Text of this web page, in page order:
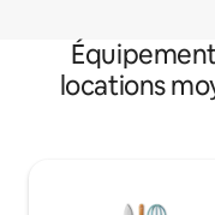
locations